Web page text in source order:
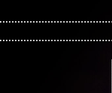
Zum Inhalt springen